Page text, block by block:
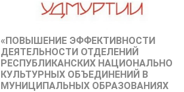
«ПОВЫШЕНИЕ ЭФФЕКТИВНОСТИ
ДЕЯТЕЛЬНОСТИ ОТДЕЛЕНИЙ
РЕСПУБЛИКАНСКИХ НАЦИОНАЛЬНО
КУЛЬТУРНЫХ ОБЪЕДИНЕНИЙ В
МУНИЦИПАЛЬНЫХ ОБРАЗОВАНИЯХ